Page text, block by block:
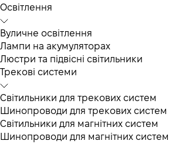
Освітлення
Вуличне освітлення
Лампи на акумуляторах
Люстри та підвісні світильники
Трекові системи
Світильники для трекових систем
Шинопроводи для трекових систем
Світильники для магнітних систем
Шинопроводи для магнітних систем